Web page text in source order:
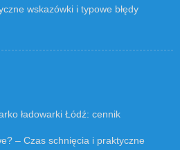
wskazówki i typowe błędy
ładowarki Łódź: cennik
– Czas schnięcia i praktyczne